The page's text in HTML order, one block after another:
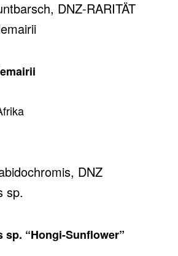
“Hongi-Sunflower”